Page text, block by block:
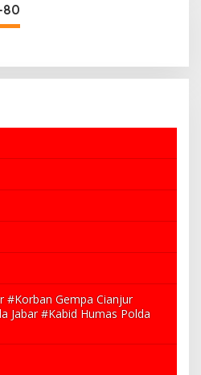
80
#Korban Gempa Cianjur
Jabar #Kabid Humas Polda